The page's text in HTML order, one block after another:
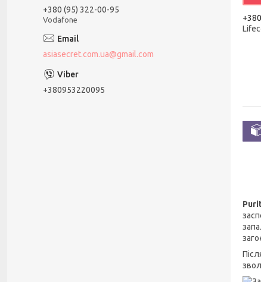
+380 (95) 322-00-95
Vodafone
asiasecret.com.ua@gmail.com
+380953220095